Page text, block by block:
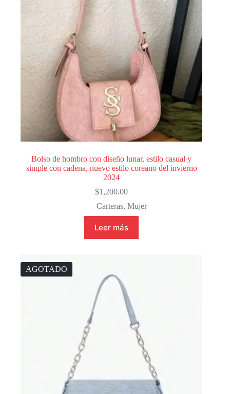
Bolso de hombro con diseño lunar, estilo casual y
simple con cadena, nuevo estilo coreano del invierno
2024
$1,200.00
Carteras,Mujer
Leer más
AGOTADO